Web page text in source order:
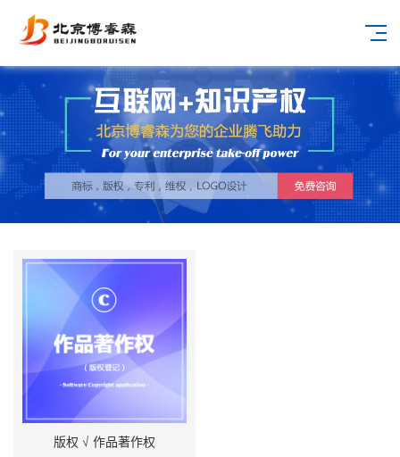
版权 √ 作品著作权